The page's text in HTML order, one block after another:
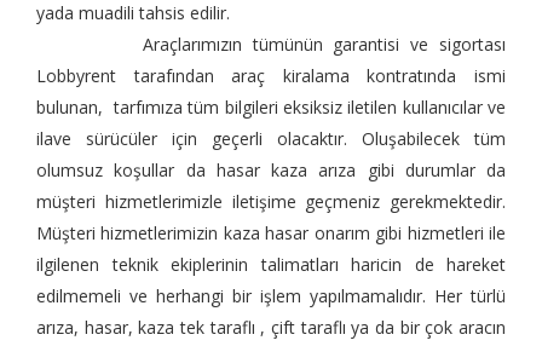
yada muadili tahsis edilir.
Araçlarımızın tümünün garantisi ve sigortası
Lobbyrent tarafından araç kiralama kontratında ismi
bulunan, tarfımıza tüm bilgileri eksiksiz iletilen kullanıcılar ve
ilave sürücüler için geçerli olacaktır. Oluşabilecek tüm
olumsuz koşullar da hasar kaza arıza gibi durumlar da
müşteri hizmetlerimizle iletişime geçmeniz gerekmektedir.
Müşteri hizmetlerimizin kaza hasar onarım gibi hizmetleri ile
ilgilenen teknik ekiplerinin talimatları haricin de hareket
edilmemeli ve herhangi bir işlem yapılmamalıdır. Her türlü
arıza, hasar, kaza tek taraflı , çift taraflı ya da bir çok aracın